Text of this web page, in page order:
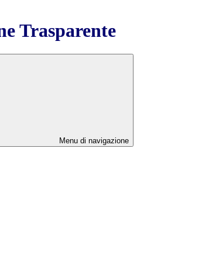
Trasparente
Menu di navigazione